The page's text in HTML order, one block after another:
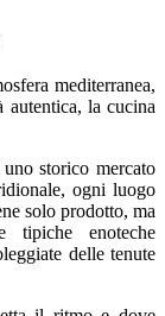
mediterranea,
autentica, la cucina
storico mercato
ogni luogo
solo prodotto, ma
tipiche enoteche
delle tenute